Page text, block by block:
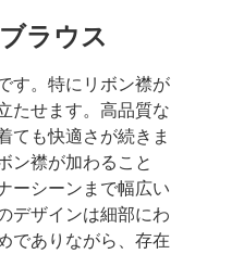
ラウス
す。特にリボン襟が
たせます。高品質な
ても快適さが続きま
ン襟が加わること
ーシーンまで幅広い
デザインは細部にわ
でありながら、存在